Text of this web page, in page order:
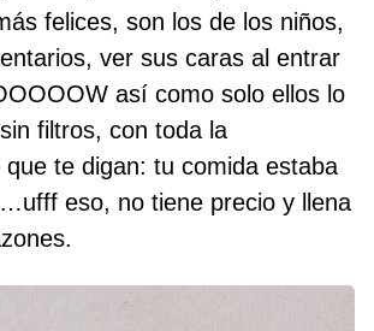
felices, son los de los niños,
ver sus caras al entrar
así como solo ellos lo
filtros, con toda la
te digan: tu comida estaba
eso, no tiene precio y llena